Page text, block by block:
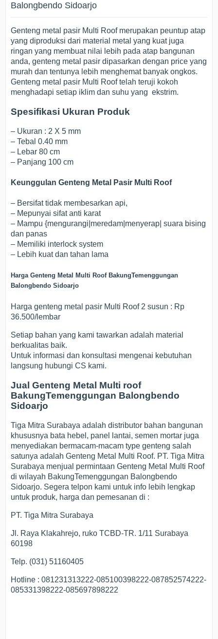
Balongbendo Sidoarjo
Genteng metal pasir Multi Roof merupakan peuntup atap
yang diproduksi dari material metal yang kuat juga
ringan yang membuat nilai lebih pada atap bangunan
anda, genteng metal pasir dipasarkan dengan price yang
murah dan tentunya lebih menghemat banyak ongkos.
Genteng metal pasir Multi Roof telah teruji kokoh
menghadapi setiap iklim dan suhu yang ekstrim.
Spesifikasi Ukuran Produk
– Ukuran : 2 X 5 mm
– Tebal 0.40 mm
– Lebar 80 cm
– Panjang 100 cm
Keunggulan Genteng Metal Pasir Multi Roof
– Bersifat tidak membesarkan api,
– Mepunyai sifat anti karat
– Mampu {mengurangi|meredam|menyerap| suara bising
dan panas
– Memiliki interlock system
– Lebih kuat dan tahan lama
Harga Genteng Metal Multi Roof BakungTemenggungan
Balongbendo Sidoarjo
Harga genteng metal pasir Multi Roof 2 susun : Rp
36.500/lembar
Setiap bahan yang kami tawarkan adalah material
berkualitas baik.
Untuk informasi dan konsultasi mengenai kebutuhan
langsung hubungi CS kami.
Jual Genteng Metal Multi roof
BakungTemenggungan Balongbendo
Sidoarjo
Tiga Mitra Surabaya adalah distributor bahan bangunan
khususnya bata hebel, panel lantai, semen mortar juga
menyediakan bermacam-macam type genteng salah
satunya adalah Genteng Metal Multi Roof. PT. Tiga Mitra
Surabaya menjual permintaan Genteng Metal Multi Roof
di wilayah BakungTemenggungan Balongbendo
Sidoarjo. Segera telpon kami untuk info lebih lengkap
untuk produk, harga dan pemesanan di :
PT. Tiga Mitra Surabaya
Jl. Raya Klakahrejo, ruko TCBD-TR. 1/11 Surabaya
60198
Telp. (031) 51160405
Hotline : 081231313222-085100398222-087852574222-
085331398222-085697898222